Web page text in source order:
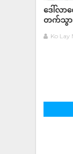
ဒေါ်လာ
တက်သွား
Ko Lay